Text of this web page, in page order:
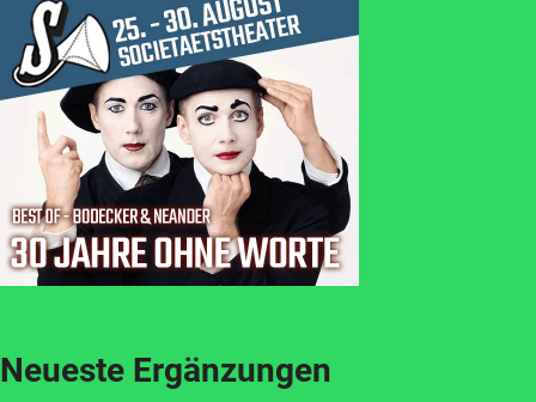
Neueste Ergänzungen